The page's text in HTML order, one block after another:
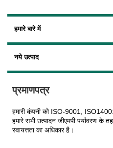
हमारे बारे में
नये उत्पाद
प्रमाणपत्र
हमारी कंपनी को ISO-9001,
हमारे सभी उत्पादन जीएमपी पर्यावरण के
स्वायत्तता का अधिकार है।